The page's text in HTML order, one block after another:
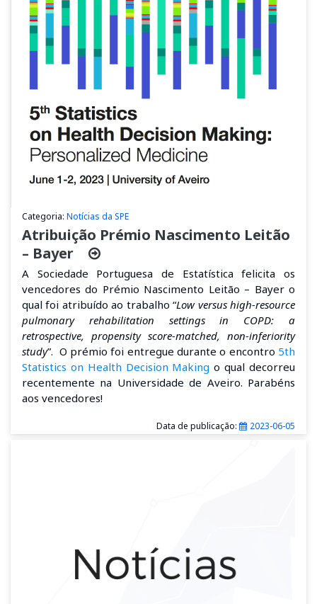
Categoria: Notícias da SPE
Atribuição Prémio Nascimento Leitão
– Bayer
A Sociedade Portuguesa de Estatística felicita os
vencedores do Prémio Nascimento Leitão – Bayer o
qual foi atribuído ao trabalho “Low versus high-resource
pulmonary rehabilitation settings in COPD: a
retrospective, propensity score-matched, non-inferiority
study”. O prémio foi entregue durante o encontro 5th
Statistics on Health Decision Making o qual decorreu
recentemente na Universidade de Aveiro. Parabéns
aos vencedores!
Data de publicação: 2023-06-05